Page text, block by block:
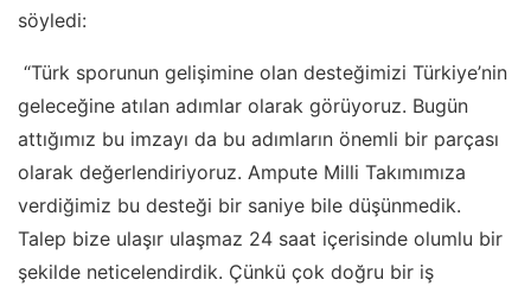
söyledi:
“Türk sporunun gelişimine olan desteğimizi Türkiye’nin
geleceğine atılan adımlar olarak görüyoruz. Bugün
attığımız bu imzayı da bu adımların önemli bir parçası
olarak değerlendiriyoruz. Ampute Milli Takımımıza
verdiğimiz bu desteği bir saniye bile düşünmedik.
Talep bize ulaşır ulaşmaz 24 saat içerisinde olumlu bir
şekilde neticelendirdik. Çünkü çok doğru bir iş